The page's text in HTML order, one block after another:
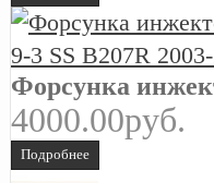
Форсунка
4000.00руб.
Подробнее